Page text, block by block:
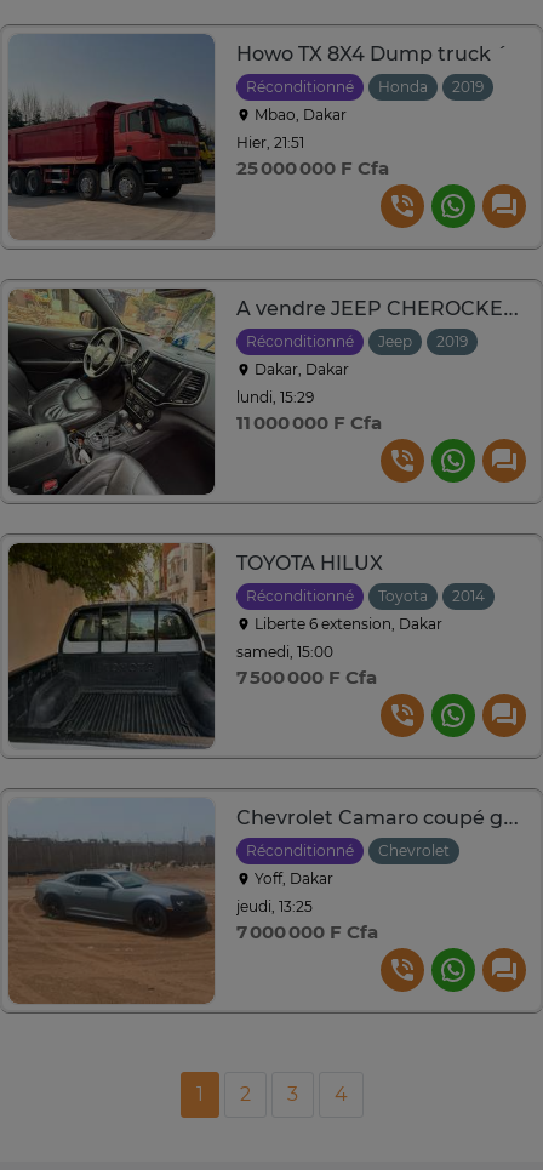
Howo TX 8X4 Dump truck ´
Réconditionné Honda 2019
Mbao, Dakar
Hier, 21:51
25 000 000 F Cfa
A vendre JEEP CHEROCKEE LIMITED 2019 essence
Réconditionné Jeep 2019
Dakar, Dakar
lundi, 15:29
11 000 000 F Cfa
TOYOTA HILUX
Réconditionné Toyota 2014
Liberte 6 extension, Dakar
samedi, 15:00
7 500 000 F Cfa
Chevrolet Camaro coupé gris jantes noires sport
Réconditionné Chevrolet
Yoff, Dakar
jeudi, 13:25
7 000 000 F Cfa
1 2 3 4